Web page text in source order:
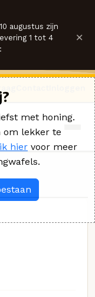
augustus zijn
1 tot 4
×
met honing.
om lekker te
hier voor meer